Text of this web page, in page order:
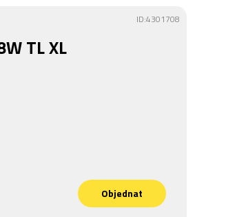
ID:4301708
TL XL
Objednat